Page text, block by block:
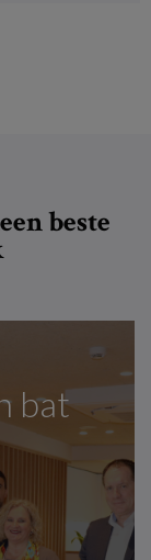
beste
bat